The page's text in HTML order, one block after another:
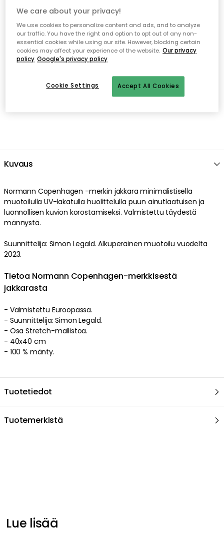
Nopeat ja joustavat toimitukset
Avoin palautusoikeus 30 päivän ajan
We care about your privacy!
We use cookies to personalize content and ads, and to analyze
our traffic. You have the right and option to opt out of any non-
essential cookies while using our site. However, blocking certain
cookies may affect your experience of the website. Our privacy
policy Google's privacy policy
Accept All Cookies
Cookie Settings